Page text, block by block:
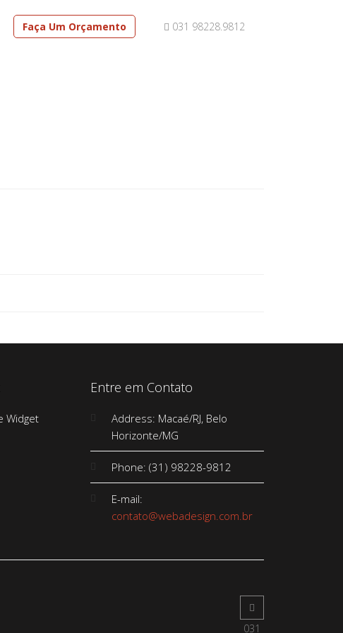
031 98228.9812
Faça Um Orçamento
Entre em Contato
Address: Macaé/RJ, Belo
Horizonte/MG
Phone: (31) 98228-9812
E-mail:
contato@webadesign.com.br
031